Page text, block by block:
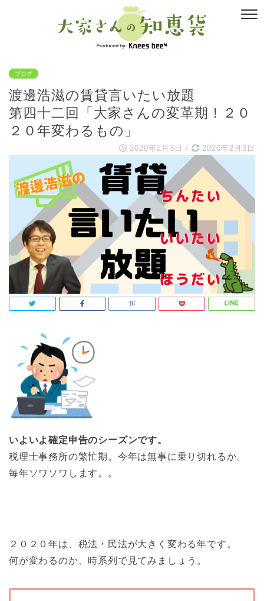
ブログ
渡邊浩滋の賃貸言いたい放題
第四十二回「大家さんの変革期！２０
２０年変わるもの」
2020年2月3日 / 2020年2月3日
いよいよ確定申告のシーズンです。
税理士事務所の繁忙期。今年は無事に乗り切れるか。
毎年ソワソワします。。
２０２０年は、税法・民法が大きく変わる年です。
何が変わるのか、時系列で見てみましょう。